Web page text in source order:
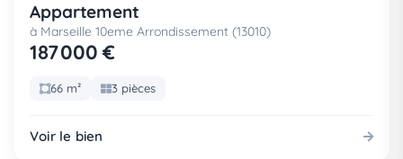
Appartement
à Marseille 10eme Arrondissement (13010)
187 000 €
66 m² 3 pièces
Voir le bien